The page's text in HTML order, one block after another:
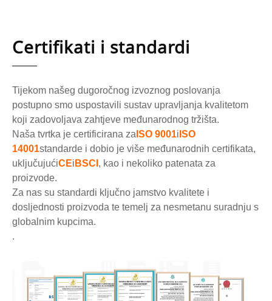
Certifikati i standardi
Tijekom našeg dugoročnog izvoznog poslovanja
postupno smo uspostavili sustav upravljanja kvalitetom
koji zadovoljava zahtjeve međunarodnog tržišta.
Naša tvrtka je certificirana za ISO 9001i ISO
14001standarde i dobio je više međunarodnih certifikata,
uključujućiCEi BSCI , kao i nekoliko patenata za
proizvode.
Za nas su standardi ključno jamstvo kvalitete i
dosljednosti proizvoda te temelj za nesmetanu suradnju s
globalnim kupcima.
.